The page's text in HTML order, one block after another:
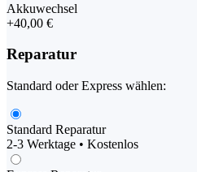
Akkuwechsel
+40,00 €
Reparatur
Standard oder Express wählen:
Standard Reparatur
2-3 Werktage • Kostenlos